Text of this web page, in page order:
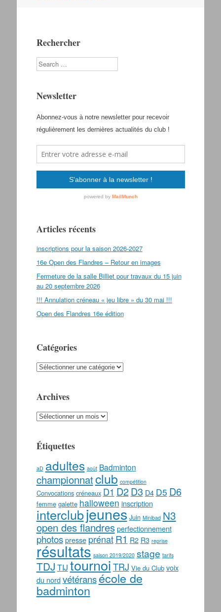
Rechercher
Search
Newsletter
Articles récents
inscriptions pour la saison 2026-2027
16e Open des Flandres – Retour en images
Fermeture de la salle Billiet pour travaux du 15 juin
au 20 septembre 2026
!!! Annulation créneau « jeu libre » du 30 mai !!!
Open des Flandres 16e édition
Catégories
Catégories
Archives
Archives
Étiquettes
aD adultes août Badminton
championnatclub compétition
Convocations créneaux D1 D2 D3 D4 D5 D6
femme galette halloween inscription
interclubjeunes Juin Minibad N3
open des flandres perfectionnement
photos presse prénat R1 R2 R3 reprise
résultats saison 2019/2020 stage tarifs
TDJ TIJ tournoiTRJ Vie du Club voix
du nord vétéransécole de
badminton